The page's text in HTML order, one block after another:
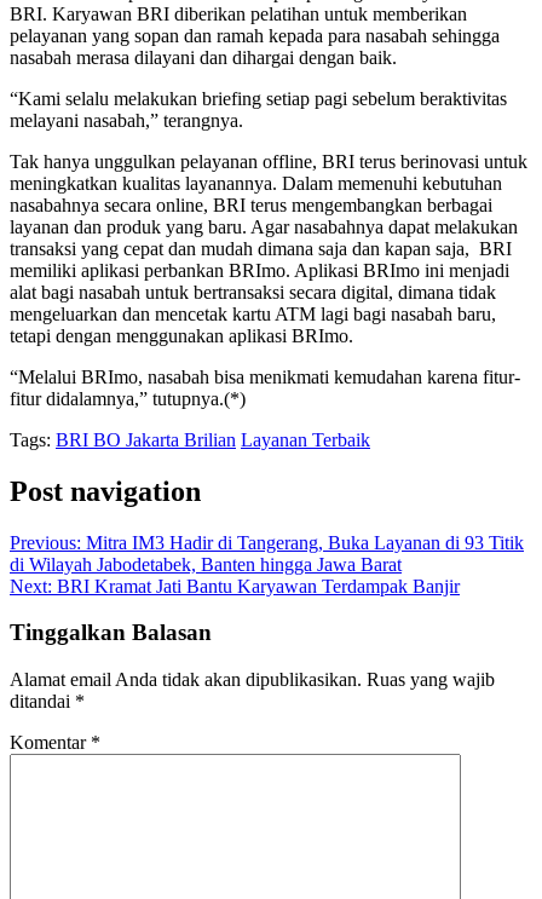
BRI. Karyawan BRI diberikan pelatihan untuk memberikan
pelayanan yang sopan dan ramah kepada para nasabah sehingga
nasabah merasa dilayani dan dihargai dengan baik.
“Kami selalu melakukan briefing setiap pagi sebelum beraktivitas
melayani nasabah,” terangnya.
Tak hanya unggulkan pelayanan offline, BRI terus berinovasi untuk
meningkatkan kualitas layanannya. Dalam memenuhi kebutuhan
nasabahnya secara online, BRI terus mengembangkan berbagai
layanan dan produk yang baru. Agar nasabahnya dapat melakukan
transaksi yang cepat dan mudah dimana saja dan kapan saja, BRI
memiliki aplikasi perbankan BRImo. Aplikasi BRImo ini menjadi
alat bagi nasabah untuk bertransaksi secara digital, dimana tidak
mengeluarkan dan mencetak kartu ATM lagi bagi nasabah baru,
tetapi dengan menggunakan aplikasi BRImo.
“Melalui BRImo, nasabah bisa menikmati kemudahan karena fitur-
fitur didalamnya,” tutupnya.(*)
Tags: BRI BO Jakarta Brilian Layanan Terbaik
Post navigation
Previous: Mitra IM3 Hadir di Tangerang, Buka Layanan di 93 Titik
di Wilayah Jabodetabek, Banten hingga Jawa Barat
Next: BRI Kramat Jati Bantu Karyawan Terdampak Banjir
Tinggalkan Balasan
Alamat email Anda tidak akan dipublikasikan. Ruas yang wajib
ditandai *
Komentar *